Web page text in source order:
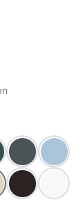
Racing
Slate Duck
Black Weiß